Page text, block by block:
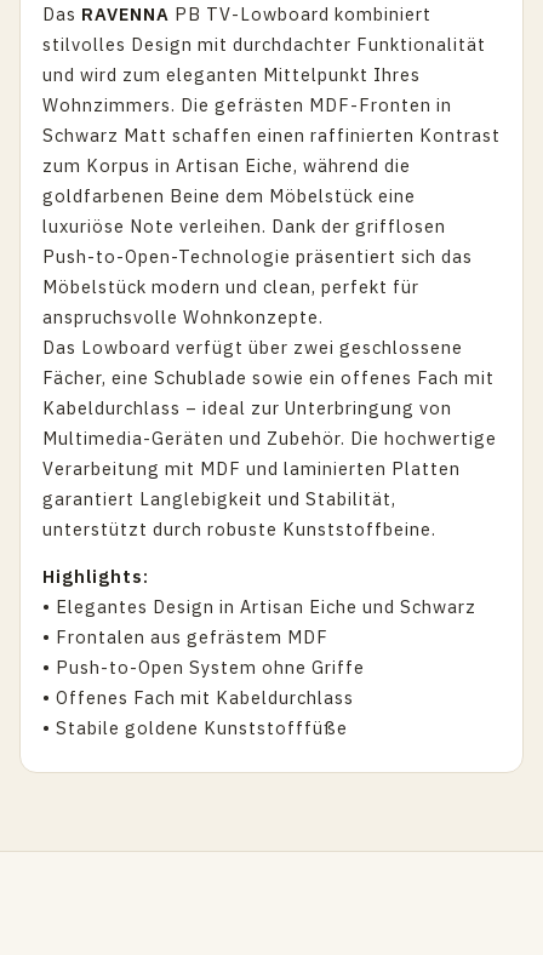
Das RAVENNA PB TV-Lowboard kombiniert
stilvolles Design mit durchdachter Funktionalität
und wird zum eleganten Mittelpunkt Ihres
Wohnzimmers. Die gefrästen MDF-Fronten in
Schwarz Matt schaffen einen raffinierten Kontrast
zum Korpus in Artisan Eiche, während die
goldfarbenen Beine dem Möbelstück eine
luxuriöse Note verleihen. Dank der grifflosen
Push-to-Open-Technologie präsentiert sich das
Möbelstück modern und clean, perfekt für
anspruchsvolle Wohnkonzepte.
Das Lowboard verfügt über zwei geschlossene
Fächer, eine Schublade sowie ein offenes Fach mit
Kabeldurchlass – ideal zur Unterbringung von
Multimedia-Geräten und Zubehör. Die hochwertige
Verarbeitung mit MDF und laminierten Platten
garantiert Langlebigkeit und Stabilität,
unterstützt durch robuste Kunststoffbeine.
Highlights:
• Elegantes Design in Artisan Eiche und Schwarz
• Frontalen aus gefrästem MDF
• Push-to-Open System ohne Griffe
• Offenes Fach mit Kabeldurchlass
• Stabile goldene Kunststofffüße